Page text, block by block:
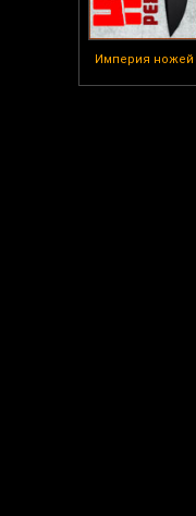
Империя ножей